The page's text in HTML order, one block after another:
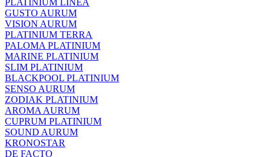
PLATINIUM LINEA
GUSTO AURUM
VISION AURUM
PLATINIUM TERRA
PALOMA PLATINIUM
MARINE PLATINIUM
SLIM PLATINIUM
BLACKPOOL PLATINIUM
SENSO AURUM
ZODIAK PLATINIUM
AROMA AURUM
CUPRUM PLATINIUM
SOUND AURUM
KRONOSTAR
DE FACTO